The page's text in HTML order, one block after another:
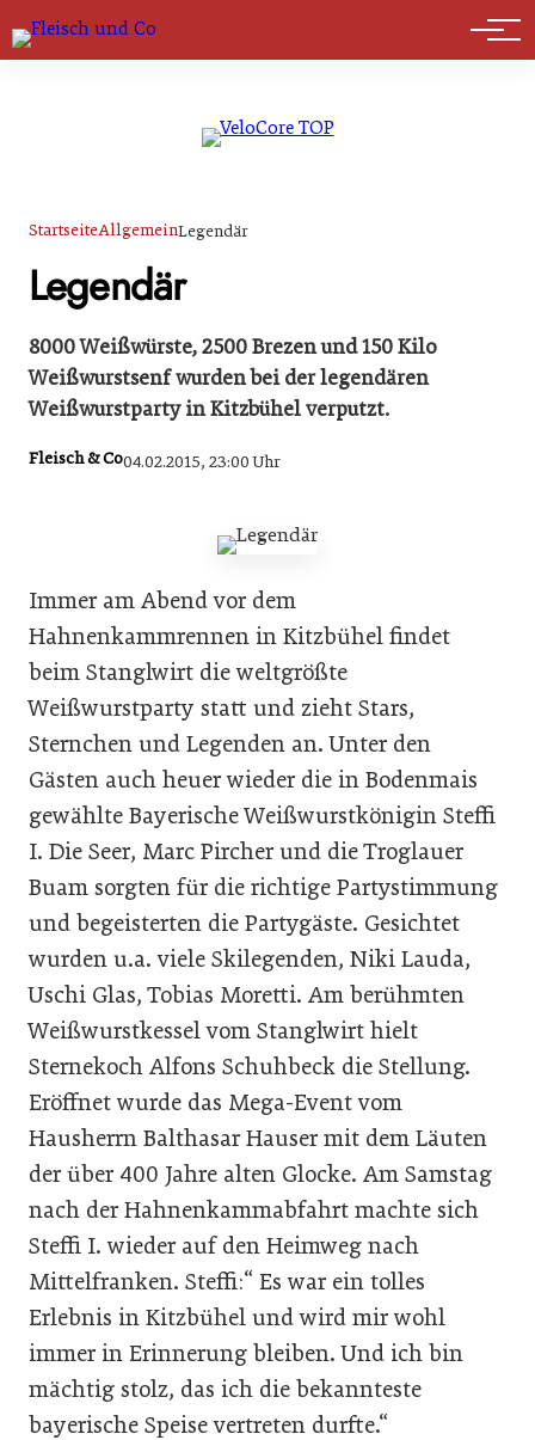
Marktführer
StartseiteAllgemeinLegendär
Legendär
8000 Weißwürste, 2500 Brezen und 150 Kilo
Weißwurstsenf wurden bei der legendären
Weißwurstparty in Kitzbühel verputzt.
Fleisch & Co04.02.2015, 23:00 Uhr
Immer am Abend vor dem
Hahnenkammrennen in Kitzbühel findet
beim Stanglwirt die weltgrößte
Weißwurstparty statt und zieht Stars,
Sternchen und Legenden an. Unter den
Gästen auch heuer wieder die in Bodenmais
gewählte Bayerische Weißwurstkönigin Steffi
I. Die Seer, Marc Pircher und die Troglauer
Buam sorgten für die richtige Partystimmung
und begeisterten die Partygäste. Gesichtet
wurden u.a. viele Skilegenden, Niki Lauda,
Uschi Glas, Tobias Moretti. Am berühmten
Weißwurstkessel vom Stanglwirt hielt
Sternekoch Alfons Schuhbeck die Stellung.
Eröffnet wurde das Mega-Event vom
Hausherrn Balthasar Hauser mit dem Läuten
der über 400 Jahre alten Glocke. Am Samstag
nach der Hahnenkammabfahrt machte sich
Steffi I. wieder auf den Heimweg nach
Mittelfranken. Steffi:“ Es war ein tolles
Erlebnis in Kitzbühel und wird mir wohl
immer in Erinnerung bleiben. Und ich bin
mächtig stolz, das ich die bekannteste
bayerische Speise vertreten durfte.“